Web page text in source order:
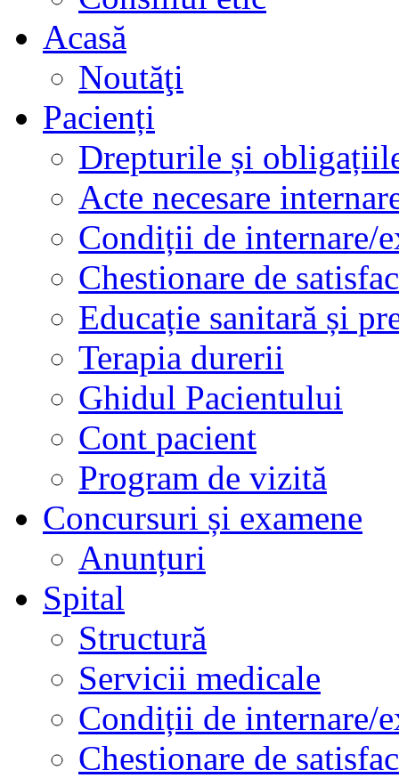
Acasă
Noutăţi
Pacienți
Drepturile și
Acte necesare
Condiții de internare/
Chestionare de
Educație sanitară și
Terapia durerii
Ghidul Pacientului
Cont pacient
Program de vizită
Concursuri și examene
Anunțuri
Spital
Structură
Servicii medicale
Condiții de internare/
Chestionare de